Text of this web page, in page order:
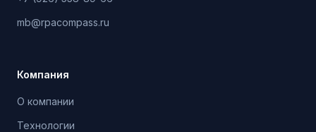
mb@rpacompass.ru
Компания
О компании
Технологии